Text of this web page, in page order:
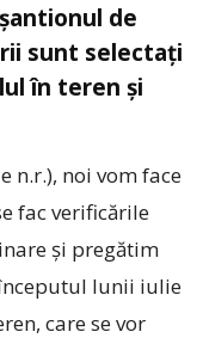
de
sunt selectați
în teren și
n.r.), noi vom face
fac verificările
și pregătim
lunii iulie
care se vor